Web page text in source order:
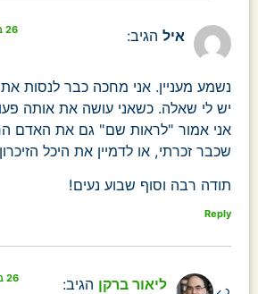
איל הגיב: 26 באפריל 2013 בשעה 13:55
נשמע מעניין. אני מחכה כבר לנסות
יש לי שאלה. כשאני עושה את אותה
אני אמור "לראות שם" גם את האדם
שכבר זכרתי, או לדמיין את היכל
תודה רבה וסוף שבוע נעים!
Reply
ליאור ברקן הגיב: 26 באפריל 2013 בשעה 14:04